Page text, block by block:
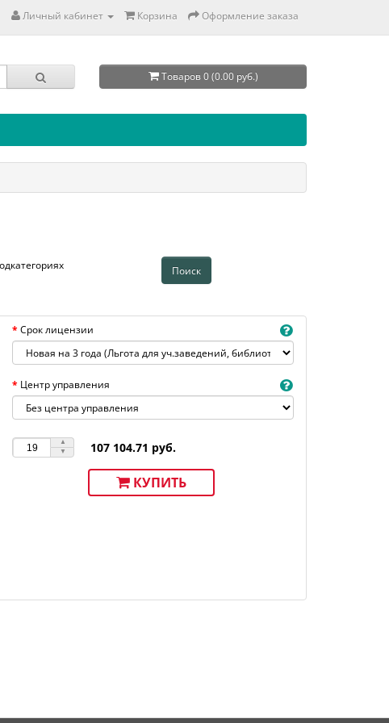
Личный кабинет Корзина Оформление заказа
Товаров 0 (0.00 руб.)
Срок лицензии
Центр управления
107 104.71 руб.
КУПИТЬ